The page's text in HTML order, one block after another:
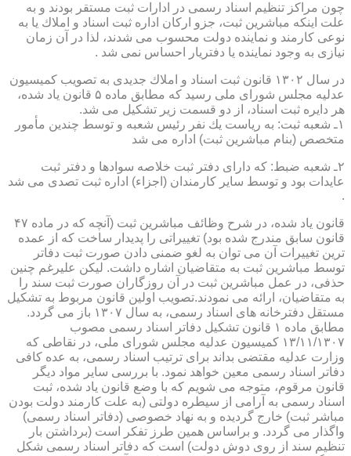
چون مراكز تنظیم اسناد رسمی در ادارات ثبت مستقر بودند و به
علت اینكه مباشرین ثبت، جزو اركان اداره ثبت اسناد و املاك یا به
نوعی كارمند و نماینده دولت محسوب می شدند، لذا در آن زمان
نیازی به وجود نماینده یا دفتریار احساس نمی شد .
در سال ۱۳۰۲ قانون ثبت اسناد و املاك جدیدی به تصویب كمیسیون
عدلیه مجلس شورای ملی رسید كه مطابق ماده ۵ قانون یاد شده،
هر دایره ثبت اسناد، از دو قسمت زیر تشكیل می شد.
۱ـ شعبه ثبت: به ریاست یك نفر رئیس شعبه و توسط چندین مأمور
متخصص (بنام مباشرین ثبت) اداره می شد
۲ـ شعبه ضبط: كه دارای دفتر ثبت خلاصه سوادها و دفتر ثبت
عایدات بود و توسط سایر كارمندان (اجزاء) اداره ثبت تصدی می شد
.
قانون یاد شده، در شرح وظائف مباشرین ثبت (آنچه كه در ماده ۴۷
قانون سابق مندرج شده بود) تغییراتی را پدیدار ساخت كه از عمده
ترین تغییرات آن می توان به لغو ضمنی دادن صورت ثبت دفاتر
توسط مباشرین ثبت به متقاضیان اشاره داشت. لیكن علیرغم چنین
حذفی، در عمل مباشرین ثبت در آن روزگاران صورت ثبت سند را
به متقاضیان، ارائه می نمودند.تصویب اولین قانون مربوط به تشكیل
مستقل دفترخانه های اسناد رسمی، به سال ۱۳۰۷ باز می گردد.
مطابق ماده ۱ قانون تشكیل دفاتر اسناد رسمی مصوب
۱۳/۱۱/۱۳۰۷ كمیسیون عدلیه مجلس شورای ملی، در نقاطی كه
وزارت عدلیه مقتضی بداند برای ترتیب اسناد رسمی، به عده كافی
دفاتر اسناد رسمی معین خواهد نمود. با بررسی سایر مواد دیگر
قانون مرقوم، متوجه می شویم كه با وضع قانون یاد شده، ثبت
اسناد رسمی به آرامی از سیطره دولتی (به علت كارمند دولت بودن
مباشر ثبت) خارج گردیده و به نهاد خصوصی (دفاتر اسناد رسمی)
واگذار می گردد. و براساس همین طرز تفكر است (برداشتن بار
تنظیم سند از روی دوش دولت) است كه دفاتر اسناد رسمی شكل